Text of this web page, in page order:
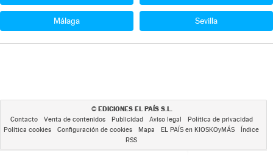
Málaga Sevilla
© EDICIONES EL PAÍS S.L.
Contacto Venta de contenidos Publicidad Aviso legal
Política de privacidad
Política cookies
Configuración de cookies Mapa EL PAÍS en KIOSKOyMÁS
Índice
RSS